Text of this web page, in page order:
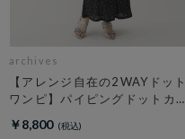
archives
【アレンジ自在の2WAYドット
ワンピ】パイピングドットカッ
￥8,800